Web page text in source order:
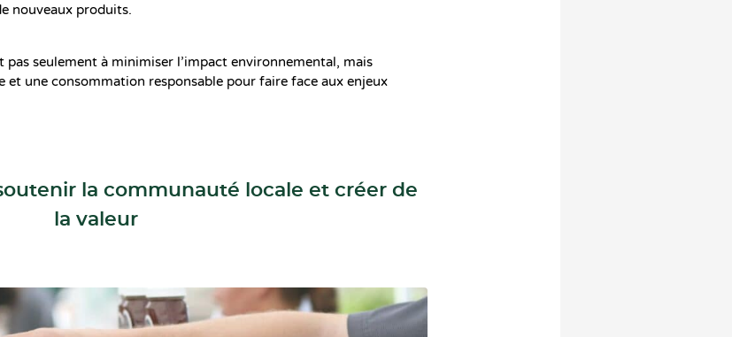
nouveaux produits.
pas seulement à minimiser l’impact environnemental, mais
et une consommation responsable pour faire face aux enjeux
la communauté locale et créer de
la valeur